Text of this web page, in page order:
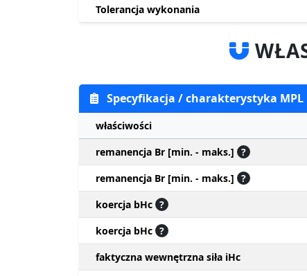
Tolerancja wykonania
Specyfikacja / charakterystyka MPL
właściwości
remanencja Br [min. - maks.] ?
remanencja Br [min. - maks.] ?
koercja bHc ?
koercja bHc ?
faktyczna wewnętrzna siła iHc